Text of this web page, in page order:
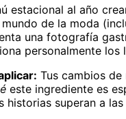
estacional al año
de la moda
una fotografía
personalmente
Tus cambios
este ingrediente es
historias superan a